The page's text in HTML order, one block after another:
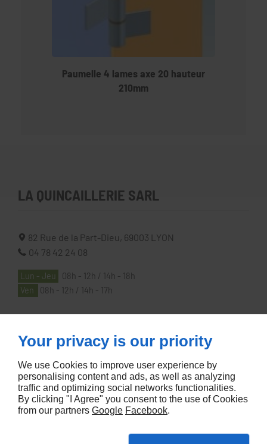
Paumelle 4 lames axe 20 hauteur
210mm
LA QUINCAILLERIE SARL
82 Rue de la Part-Dieu, 69003
LYON
04 78 42 24 08
Lun - Jeu
08h - 12h / 14h - 18h
Ven
08h - 12h / 14h - 17h
À PROPOS
Accueil
Contactez-nous
Mentions légales
Plan du site
Your privacy is our priority
We use Cookies to improve user experience by
personalising content and ads, as well as analyzing
traffic and optimizing social networks functionalities.
By clicking "I Agree" you consent to the use of Cookies
from our partners Google Facebook.